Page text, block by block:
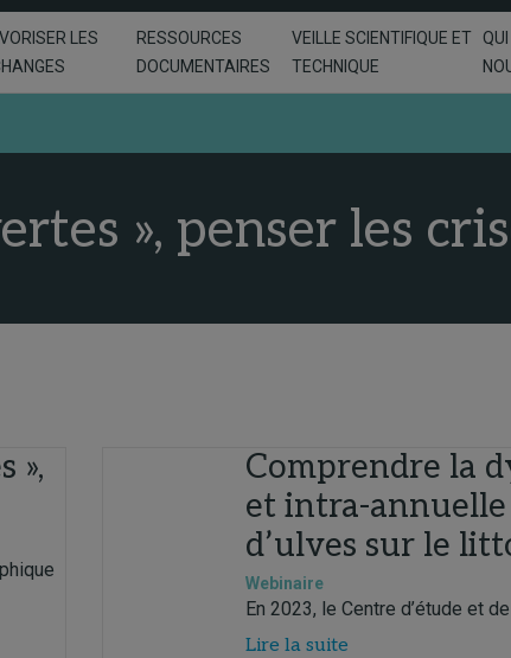
LES
RESSOURCES
DOCUMENTAIRES
VEILLE SCIENTIFIQUE ET
TECHNIQUE
», penser les
»,
Comprendre la
et intra-annuelle
d’ulves sur le
Webinaire
En 2023, le Centre d’étude et
Lire la suite